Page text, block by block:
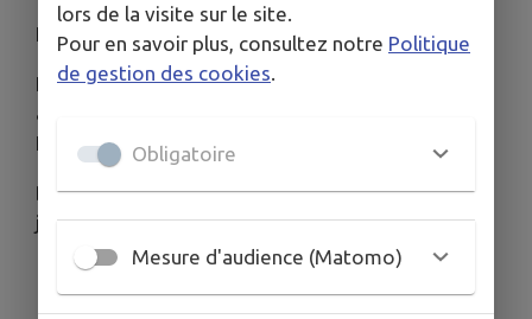
Le car prévu sera climatisé.
Les visites restent identiques :
anciens commerces »
Faluns.
Des visites pour les petits et les grands… une
journée conviviale !
lors de la visite sur le site.
Pour en savoir plus, consultez notre Politique
de gestion des cookies
Obligatoire
Mesure d'audience (Matomo)